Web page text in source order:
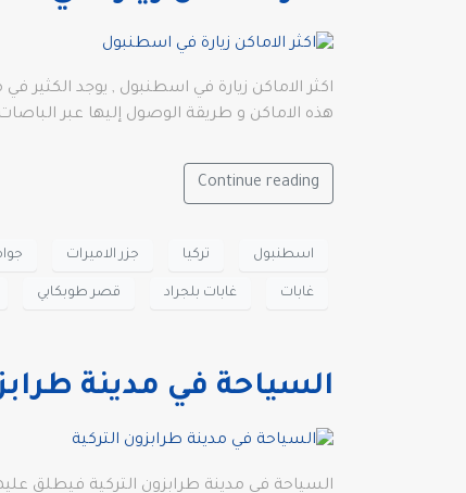
هذه الاماكن و طريقة الوصول إليها عبر
Continue reading
اسطنبول تركيا جزر الاميرات
غابات غابات بلجراد قصر طوبكابي
السياحة في مدينة
السياحة في مدينة طرابزون التركية فيطلق